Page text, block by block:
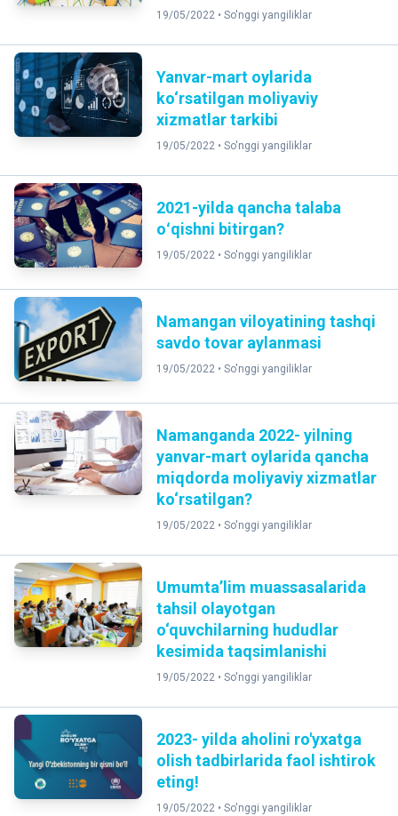
19/05/2022 • So'nggi yangiliklar
Yanvar-mart oylarida
ko‘rsatilgan moliyaviy
xizmatlar tarkibi
19/05/2022 • So'nggi yangiliklar
2021-yilda qancha talaba
oʻqishni bitirgan?
19/05/2022 • So'nggi yangiliklar
Namangan viloyatining tashqi
savdo tovar aylanmasi
19/05/2022 • So'nggi yangiliklar
Namanganda 2022- yilning
yanvar-mart oylarida qancha
miqdorda moliyaviy xizmatlar
ko‘rsatilgan?
19/05/2022 • So'nggi yangiliklar
Umumta’lim muassasalarida
tahsil olayotgan
o‘quvchilarning hududlar
kesimida taqsimlanishi
19/05/2022 • So'nggi yangiliklar
2023- yilda aholini ro'yxatga
olish tadbirlarida faol ishtirok
eting!
19/05/2022 • So'nggi yangiliklar